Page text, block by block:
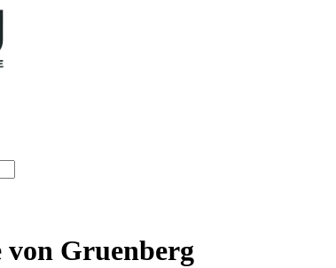
von Gruenberg